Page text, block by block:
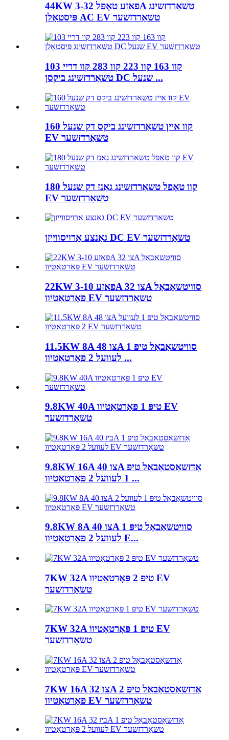
44KW 3-פאזע טאָפּל 32A טשאַרדזשינג
פּיסטאָלן AC EV טשאַרדזשער
103 קוו 163 קוו 223 קוו 283 קוו דריי
טשאַרדזשינג ביקסן DC שנעל ...
160 קוו איין טשאַרדזשינג ביקס דק שנעל
EV טשאַרדזשער
180 קוו טאָפּל טשאַרדזשינג גאַנז דק שנעל
EV טשאַרדזשער
גאַנצע אַרויסווייַזן DC EV טשאַרדזשער
22KW 3-פאזע 10A צו 32A סוויטשאַבאַל
פּאָרטאַטיוו EV טשאַרדזשער
11.5KW 8A צו 48A סוויטשאַבאַל טיפּ 1
לעוועל 2 פּאָרטאַטיוו ...
9.8KW 40A טיפּ 1 פּאָרטאַטיוו EV
טשאַרדזשער
9.8KW 16A צו 40A אַדזשאַסטאַבאַל טיפּ
1 לעוועל 2 פּאָרטאַטיוו ...
9.8KW 8A צו 40A סוויטשאַבאַל טיפּ 1
לעוועל 2 פּאָרטאַטיוו E...
7KW 32A טיפּ 2 פּאָרטאַטיוו EV
טשאַרדזשער
7KW 32A טיפּ 1 פּאָרטאַטיוו EV
טשאַרדזשער
7KW 16A צו 32A אַדזשאַסטאַבאַל טיפּ 2
פּאָרטאַטיוו EV טשאַרדזשער